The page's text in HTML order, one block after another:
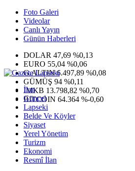
Foto Galeri
Videolar
Canlı Yayın
Günün Haberleri
DOLAR 47,69 %0,13
EURO 55,04 %0,06
G.ALTIN6.497,89 %0,08
GÜMÜŞ 94 %0,11
IMKB 13.798,82 %0,70
BITCOIN 64.364 %-0,60
İlan
Güncel
Lapseki
Belde Ve Köyler
Siyaset
Yerel Yönetim
Turizm
Ekonomi
Resmî İlan